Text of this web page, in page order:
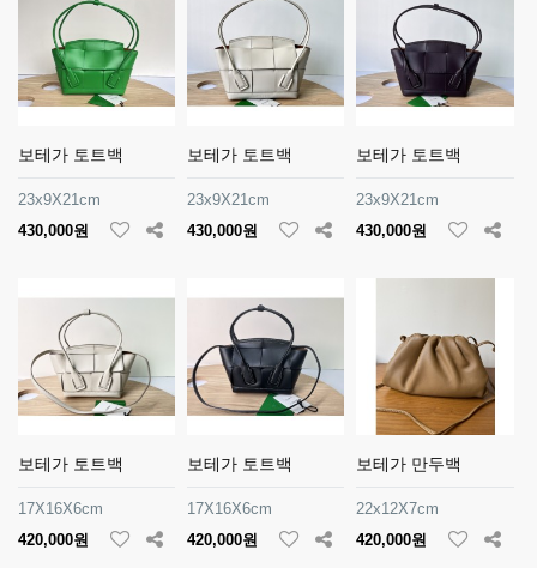
보테가 토트백
23x9X21cm
430,000원
보테가 토트백
23x9X21cm
430,000원
보테가 토트백
23x9X21cm
430,000원
보테가 토트백
17X16X6cm
420,000원
보테가 토트백
17X16X6cm
420,000원
보테가 만두백
22x12X7cm
420,000원